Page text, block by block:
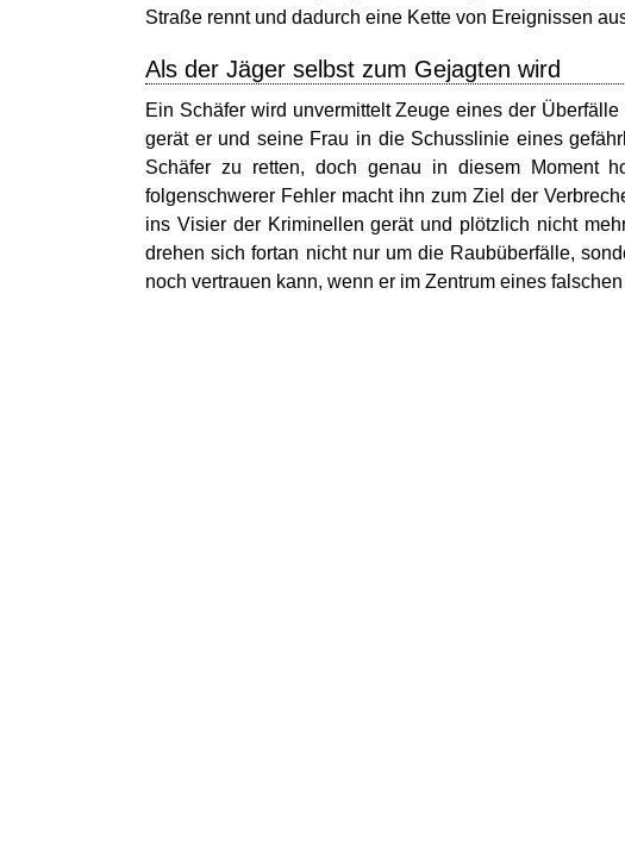
Straße rennt und dadurch eine Kette von Ereignissen
Als der Jäger selbst zum Gejagten wird
Ein Schäfer wird unvermittelt Zeuge eines der
gerät er und seine Frau in die Schusslinie eines
Schäfer zu retten, doch genau in diesem Moment
folgenschwerer Fehler macht ihn zum Ziel der
ins Visier der Kriminellen gerät und plötzlich nicht
drehen sich fortan nicht nur um die Raubüberfälle,
noch vertrauen kann, wenn er im Zentrum eines